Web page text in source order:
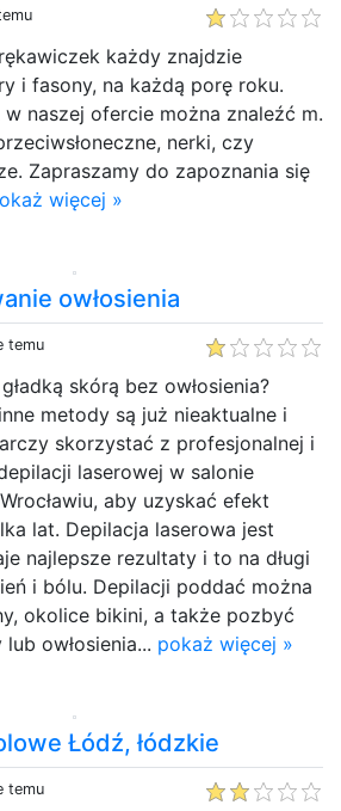
każdy znajdzie
i fasony, na każdą porę roku.
naszej ofercie można znaleźć m.
nerki, czy
Zapraszamy do zapoznania się
więcej »
owłosienia
temu
skórą bez owłosienia?
metody są już nieaktualne i
skorzystać z profesjonalnej i
laserowej w salonie
aby uzyskać efekt
lat. Depilacja laserowa jest
najlepsze rezultaty i to na długi
i bólu. Depilacji poddać można
okolice bikini, a także pozbyć
owłosienia... pokaż więcej »
Łódź, łódzkie
temu